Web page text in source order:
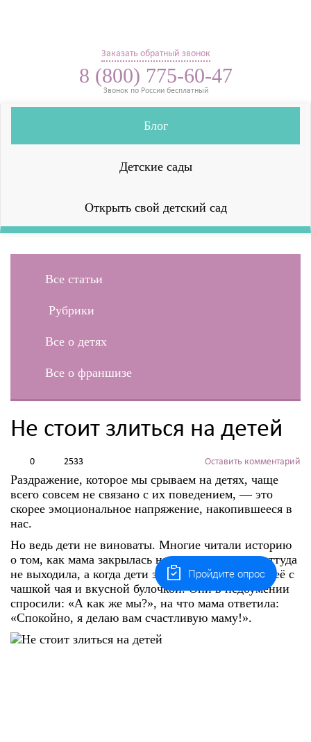
Заказать обратный звонок
8 (800) 775-60-47
Звонок по России бесплатный
Блог
Детские сады
Открыть свой детский сад
Все статьи
Рубрики
Все о детях
Все о франшизе
Не стоит злиться на детей
Оставить комментарий
0 2533
Раздражение, которое мы срываем на детях, чаще
всего совсем не связано с их поведением, — это
скорее эмоциональное напряжение, накопившееся в
нас.
Но ведь дети не виноваты. Многие читали историю
о том, как мама закрылась на кухне и полчаса оттуда
не выходила, а когда дети заглянули, то увидели её с
чашкой чая и вкусной булочкой. Они в недоумении
спросили: «А как же мы?», на что мама ответила:
«Спокойно, я делаю вам счастливую маму!».
Пройдите опрос